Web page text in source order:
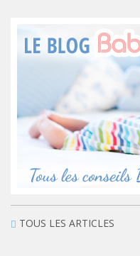
TOUS LES ARTICLES